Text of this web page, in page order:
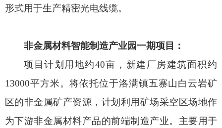
形式用于生产精密光电线缆。
非金属材料智能制造产业园一期项目：
项目计划用地约40亩，新建厂房建筑面积约
13000平方米。将依托位于洛满镇五寨山白云岩矿
区的非金属矿产资源，计划利用矿场采空区场地作
为下游非金属材料产品的前端制造产业。主要用于